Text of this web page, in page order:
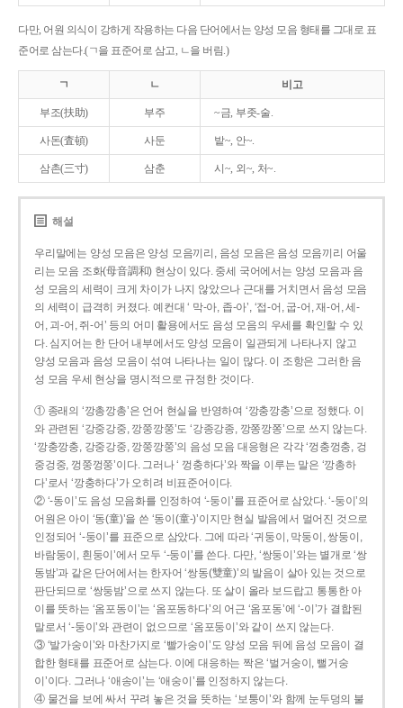
다만, 어원 의식이 강하게 작용하는 다음 단어에서는 양성 모음 형태를 그대로 표
준어로 삼는다.(ㄱ을 표준어로 삼고, ㄴ을 버림.)
ㄱ ㄴ 비고
부조(扶助) 부주 ~금, 부좃-술.
사돈(査頓) 사둔 밭~, 안~.
삼촌(三寸) 삼춘 시~, 외~, 처~.
해설
우리말에는 양성 모음은 양성 모음끼리, 음성 모음은 음성 모음끼리 어울
리는 모음 조화(母音調和) 현상이 있다. 중세 국어에서는 양성 모음과 음
성 모음의 세력이 크게 차이가 나지 않았으나 근대를 거치면서 음성 모음
의 세력이 급격히 커졌다. 예컨대 ‘ 막-아, 좁-아’, ‘접-어, 굽-어, 재-어, 세-
어, 괴-어, 쥐-어’ 등의 어미 활용에서도 음성 모음의 우세를 확인할 수 있
다. 심지어는 한 단어 내부에서도 양성 모음이 일관되게 나타나지 않고
양성 모음과 음성 모음이 섞여 나타나는 일이 많다. 이 조항은 그러한 음
성 모음 우세 현상을 명시적으로 규정한 것이다.
① 종래의 ‘깡총깡총’은 언어 현실을 반영하여 ‘깡충깡충’으로 정했다. 이
와 관련된 ‘강중강중, 깡쭝깡쭝’도 ‘강종강종, 깡쫑깡쫑’으로 쓰지 않는다.
‘깡충깡충, 강중강중, 깡쭝깡쭝’의 음성 모음 대응형은 각각 ‘껑충껑충, 겅
중겅중, 껑쭝껑쭝’이다. 그러나 ‘ 껑충하다’와 짝을 이루는 말은 ‘깡총하
다’로서 ‘깡충하다’가 오히려 비표준어이다.
② ‘-동이’도 음성 모음화를 인정하여 ‘-둥이’를 표준어로 삼았다. ‘-둥이’의
어원은 아이 ‘동(童)’을 쓴 ‘동이(童-)’이지만 현실 발음에서 멀어진 것으로
인정되어 ‘-둥이’를 표준으로 삼았다. 그에 따라 ‘귀둥이, 막둥이, 쌍둥이,
바람둥이, 흰둥이’에서 모두 ‘-둥이’를 쓴다. 다만, ‘쌍둥이’와는 별개로 ‘쌍
동밤’과 같은 단어에서는 한자어 ‘쌍동(雙童)’의 발음이 살아 있는 것으로
판단되므로 ‘쌍둥밤’으로 쓰지 않는다. 또 살이 올라 보드랍고 통통한 아
이를 뜻하는 ‘옴포동이’는 ‘옴포동하다’의 어근 ‘옴포동’에 ‘-이’가 결합된
말로서 ‘-둥이’와 관련이 없으므로 ‘옴포둥이’와 같이 쓰지 않는다.
③ ‘발가숭이’와 마찬가지로 ‘빨가숭이’도 양성 모음 뒤에 음성 모음이 결
합한 형태를 표준어로 삼는다. 이에 대응하는 짝은 ‘벌거숭이, 뻘거숭
이’이다. 그러나 ‘애송이’는 ‘애숭이’를 인정하지 않는다.
④ 물건을 보에 싸서 꾸려 놓은 것을 뜻하는 ‘보퉁이’와 함께 눈두덩의 불